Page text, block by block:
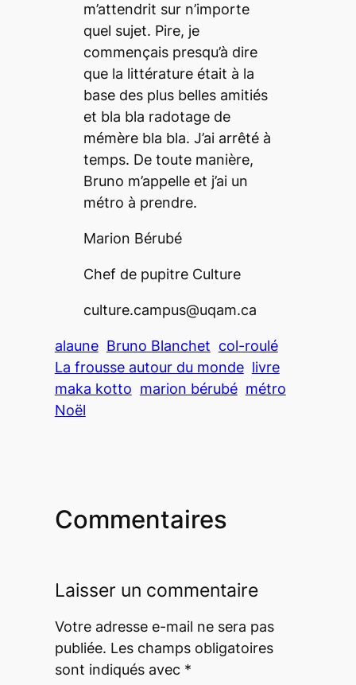
m’attendrit sur n’importe
quel sujet. Pire, je
commençais presqu’à dire
que la littérature était à la
base des plus belles amitiés
et bla bla radotage de
mémère bla bla. J’ai arrêté à
temps. De toute manière,
Bruno m’appelle et j’ai un
métro à prendre.
Marion Bérubé
Chef de pupitre Culture
culture.campus@uqam.ca
alaune Bruno Blanchet col-roulé
La frousse autour du monde livre
maka kotto marion bérubé métro
Noël
Commentaires
Laisser un commentaire
Votre adresse e-mail ne sera pas
publiée. Les champs obligatoires
sont indiqués avec *